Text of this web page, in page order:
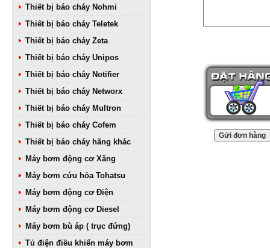
Thiết bị báo cháy Nohmi
Thiết bị báo cháy Teletek
Thiết bị báo cháy Zeta
Thiết bị báo cháy Unipos
Thiết bị báo cháy Notifier
Thiết bị báo cháy Networx
Thiết bị báo cháy Multron
Thiết bị báo cháy Cofem
Thiết bị báo cháy hãng khác
Máy bơm động cơ Xăng
Máy bơm cứu hỏa Tohatsu
Máy bơm động cơ Điện
Máy bơm động cơ Diesel
Máy bơm bù áp ( trục đứng)
Tủ điện điều khiển máy bơm